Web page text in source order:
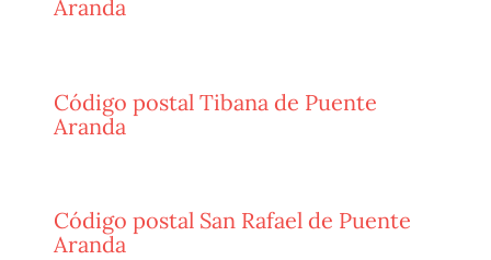
Aranda
Código postal Tibana de Puente
Aranda
Código postal San Rafael de Puente
Aranda